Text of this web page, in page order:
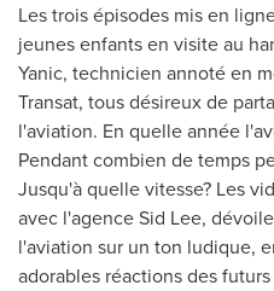
Les trois épisodes mis en
jeunes enfants en visite au
Yanic, technicien annoté en
Transat, tous désireux de
l'aviation. En quelle année
Pendant combien de temps
Jusqu'à quelle vitesse? Les
avec l'agenceSid Lee,
l'aviation sur un ton ludique,
adorables réactions des